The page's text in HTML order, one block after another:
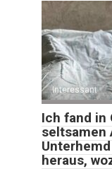
Interessant
Ich fand in
seltsamen
heraus,